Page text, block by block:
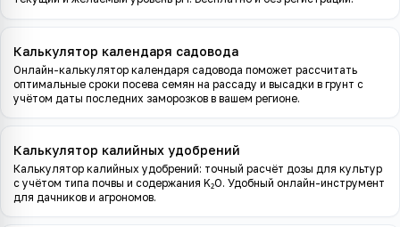
Калькулятор календаря садовода
Онлайн-калькулятор календаря садовода поможет рассчитать
оптимальные сроки посева семян на рассаду и высадки в грунт с
учётом даты последних заморозков в вашем регионе.
Калькулятор калийных удобрений
Калькулятор калийных удобрений: точный расчёт дозы для культур
с учётом типа почвы и содержания K₂O. Удобный онлайн-инструмент
для дачников и агрономов.